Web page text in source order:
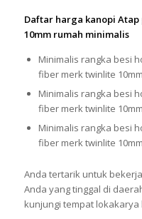
Daftar harga kanopi
10mm rumah minimalis
Minimalis rangka besi
fiber merk twinlite
Minimalis rangka besi
fiber merk twinlite
Minimalis rangka besi
fiber merk twinlite
Anda tertarik untuk
Anda yang tinggal di
kunjungi tempat lokakarya